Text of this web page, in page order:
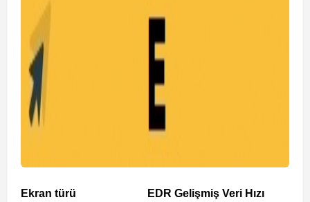
Ekran türü EDR Gelişmiş Veri Hızı